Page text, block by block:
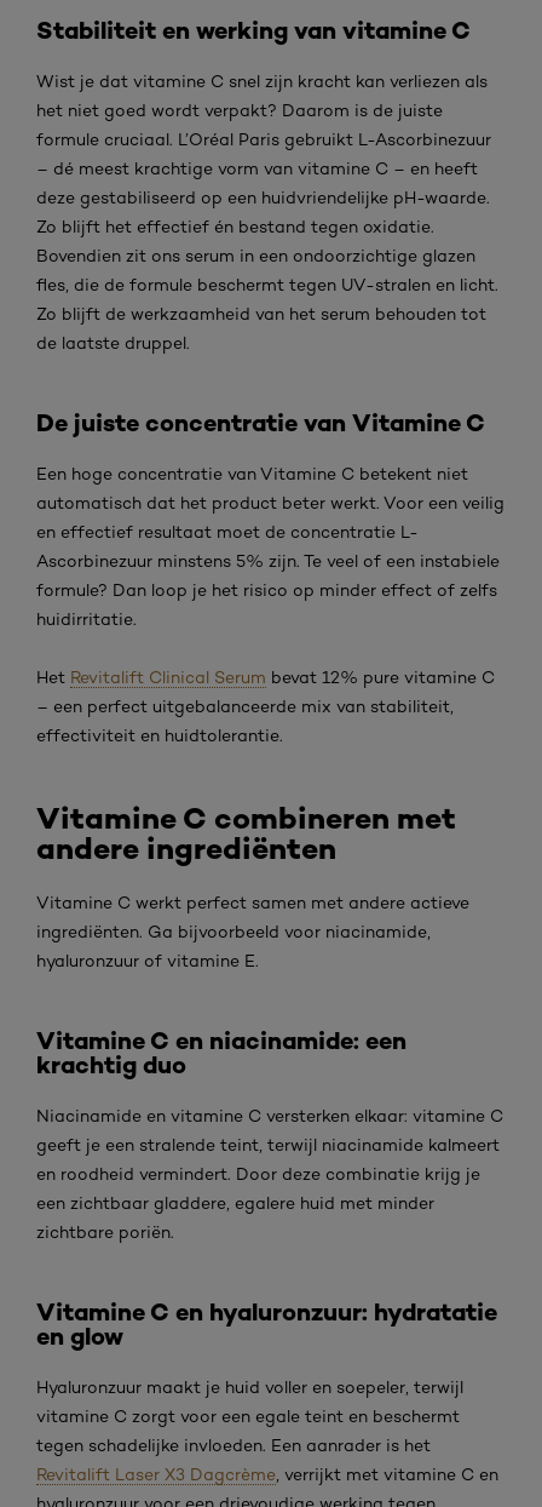
Stabiliteit en werking van vitamine C
Wist je dat vitamine C snel zijn kracht kan verliezen als
het niet goed wordt verpakt? Daarom is de juiste
formule cruciaal. L’Oréal Paris gebruikt L-Ascorbinezuur
– dé meest krachtige vorm van vitamine C – en heeft
deze gestabiliseerd op een huidvriendelijke pH-waarde.
Zo blijft het effectief én bestand tegen oxidatie.
Bovendien zit ons serum in een ondoorzichtige glazen
fles, die de formule beschermt tegen UV-stralen en licht.
Zo blijft de werkzaamheid van het serum behouden tot
de laatste druppel.
De juiste concentratie van Vitamine C
Een hoge concentratie van Vitamine C betekent niet
automatisch dat het product beter werkt. Voor een veilig
en effectief resultaat moet de concentratie L-
Ascorbinezuur minstens 5% zijn. Te veel of een instabiele
formule? Dan loop je het risico op minder effect of zelfs
huidirritatie.
Het Revitalift Clinical Serum bevat 12% pure vitamine C
– een perfect uitgebalanceerde mix van stabiliteit,
effectiviteit en huidtolerantie.
Vitamine C combineren met
andere ingrediënten
Vitamine C werkt perfect samen met andere actieve
ingrediënten. Ga bijvoorbeeld voor niacinamide,
hyaluronzuur of vitamine E.
Vitamine C en niacinamide: een
krachtig duo
Niacinamide en vitamine C versterken elkaar: vitamine C
geeft je een stralende teint, terwijl niacinamide kalmeert
en roodheid vermindert. Door deze combinatie krijg je
een zichtbaar gladdere, egalere huid met minder
zichtbare poriën.
Vitamine C en hyaluronzuur: hydratatie
en glow
Hyaluronzuur maakt je huid voller en soepeler, terwijl
vitamine C zorgt voor een egale teint en beschermt
tegen schadelijke invloeden. Een aanrader is het
Revitalift Laser X3 Dagcrème , verrijkt met vitamine C en
hyaluronzuur voor een drievoudige werking tegen